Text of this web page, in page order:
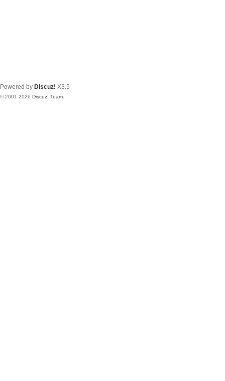
Powered by Discuz! X3.5
© 2001-2026 Discuz! Team